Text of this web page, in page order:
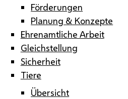
Förderungen
Planung & Konzepte
Ehrenamtliche Arbeit
Gleichstellung
Sicherheit
Tiere
Übersicht